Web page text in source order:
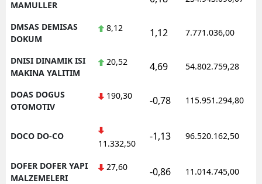
MAMULLER
DMSAS DEMISAS
DOKUM
8,12 1,12 7.771.036,00
DNISI DINAMIK ISI
MAKINA YALITIM
20,52 4,69 54.802.759,28
DOAS DOGUS
OTOMOTIV
190,30 -0,78 115.951.294,80
DOCO DO-CO
11.332,50
-1,13 96.520.162,50
DOFER DOFER YAPI
MALZEMELERI
27,60 -0,86 11.014.745,00